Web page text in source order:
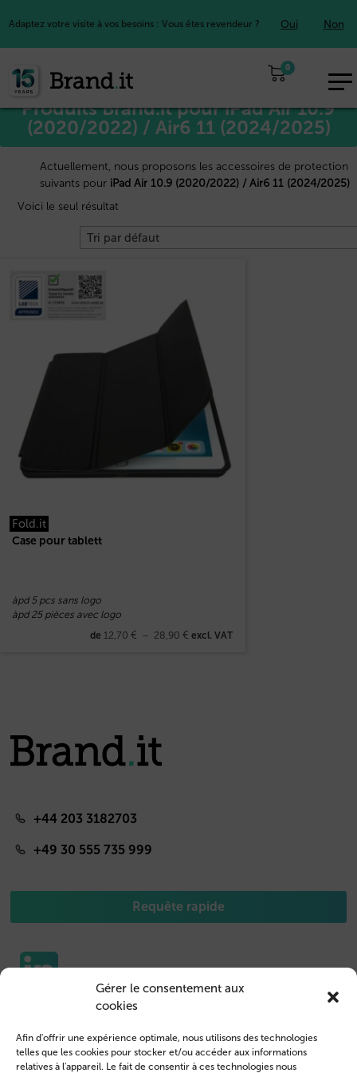
Gérer le consentement aux
cookies
Afin d'offrir une expérience optimale, nous utilisons des technologies
telles que les cookies pour stocker et/ou accéder aux informations
relatives à l'appareil. Le fait de consentir à ces technologies nous
Adaptez votre visite à vos besoins : Vous êtes revendeur ? Oui Non
0
FR
Accueil / iPad Air 10.9 (2020/2022) / Air6 11 (2024/2025)
Produits Brand.it pour iPad Air 10.9
(2020/2022) / Air6 11 (2024/2025)
Actuellement, nous proposons les accessoires de protection
suivants pour iPad Air 10.9 (2020/2022) / Air6 11 (2024/2025)
Voici le seul résultat
Fold.it
Case pour tablett
àpd 5 pcs sans logo
àpd 25 pièces avec logo
de 12,70 € – 28,90 € excl. VAT
+44 203 3182703
+49 30 555 735 999
Requête rapide
Housse de Tablet Connexion des clients